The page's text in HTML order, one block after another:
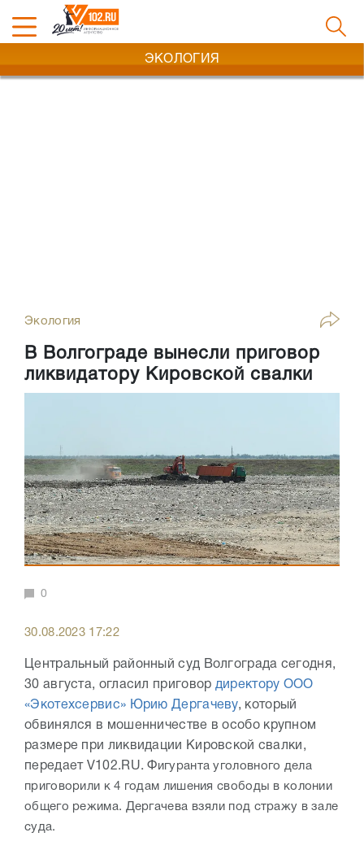
ЭКОЛОГИЯ
Экология
В Волгограде вынесли приговор
ликвидатору Кировской свалки
0
30.08.2023 17:22
Центральный районный суд Волгограда сегодня,
30 августа, огласил приговор директору ООО
«Экотехсервис» Юрию Дергачеву, который
обвинялся в мошенничестве в особо крупном
размере при ликвидации Кировской свалки,
передает V102.RU. Фигуранта уголовного дела
приговорили к 4 годам лишения свободы в колонии
общего режима. Дергачева взяли под стражу в зале
суда.